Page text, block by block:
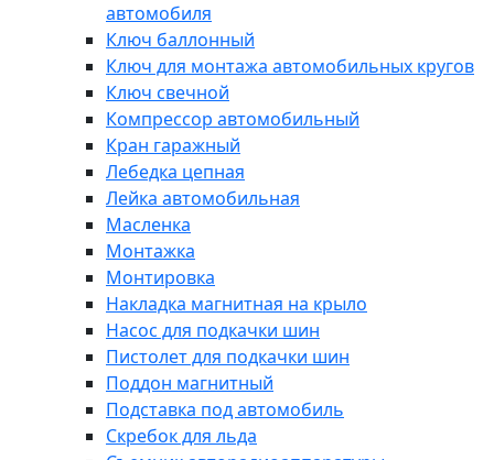
автомобиля
Ключ баллонный
Ключ для монтажа автомобильных кругов
Ключ свечной
Компрессор автомобильный
Кран гаражный
Лебедка цепная
Лейка автомобильная
Масленка
Монтажка
Монтировка
Накладка магнитная на крыло
Насос для подкачки шин
Пистолет для подкачки шин
Поддон магнитный
Подставка под автомобиль
Скребок для льда